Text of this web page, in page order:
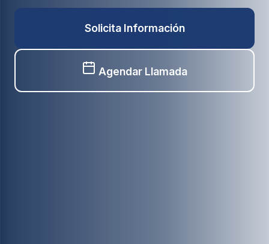
Solicita Información
Agendar Llamada